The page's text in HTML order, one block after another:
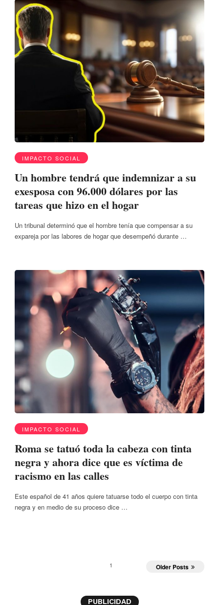
IMPACTO SOCIAL
Un hombre tendrá que indemnizar a su
exesposa con 96.000 dólares por las
tareas que hizo en el hogar
Un tribunal determinó que el hombre tenía que compensar a su
expareja por las labores de hogar que desempeñó durante …
IMPACTO SOCIAL
Roma se tatuó toda la cabeza con tinta
negra y ahora dice que es víctima de
racismo en las calles
Este español de 41 años quiere tatuarse todo el cuerpo con tinta
negra y en medio de su proceso dice …
1 Older Posts
PUBLICIDAD